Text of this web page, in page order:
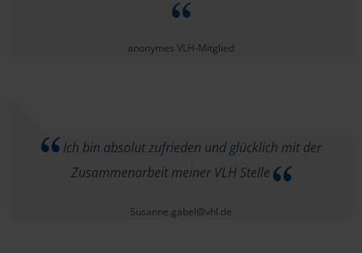
anonymes VLH-Mitglied
Ich bin absolut zufrieden und glücklich mit der
Zusammenarbeit meiner VLH Stelle
Susanne.gabel@vhl.de